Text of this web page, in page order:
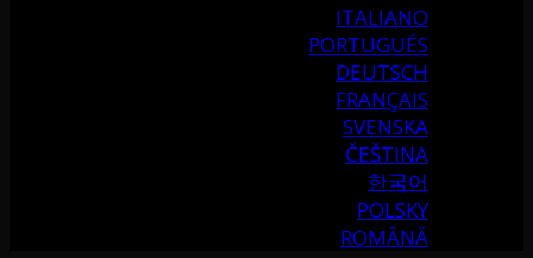
ITALIANO
PORTUGUÉS
DEUTSCH
FRANÇAIS
SVENSKA
ČEŠTINA
한국어
POLSKY
ROMÂNĂ